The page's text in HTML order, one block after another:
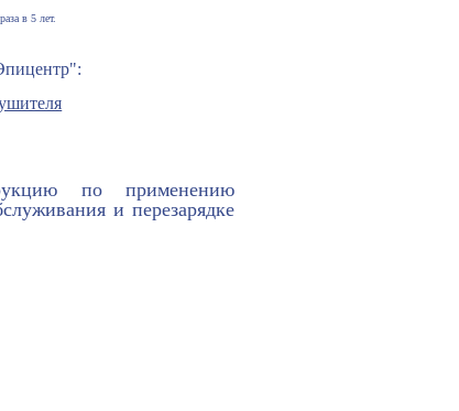
в 5 лет.
по применению
и перезарядке